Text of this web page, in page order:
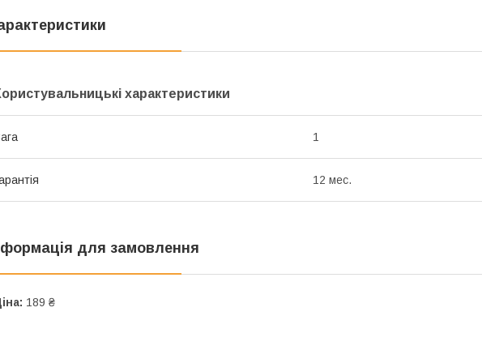
характеристики
1
12 мес.
для замовлення
189 ₴